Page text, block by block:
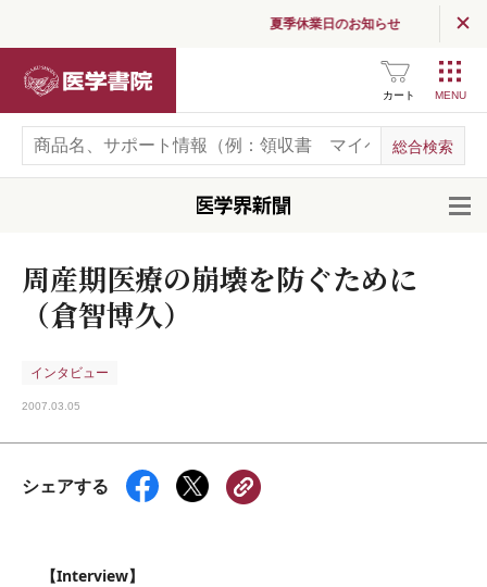
夏季休業日のお知らせ
カート
周産期医療の崩壊を防ぐために
（倉智博久）
インタビュー
2007.03.05
シェアする
【Interview】